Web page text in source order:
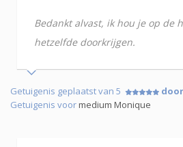
Bedankt alvast, ik hou je op de
hetzelfde doorkrijgen.
Getuigenis geplaatst van 5
Getuigenis voormedium Monique